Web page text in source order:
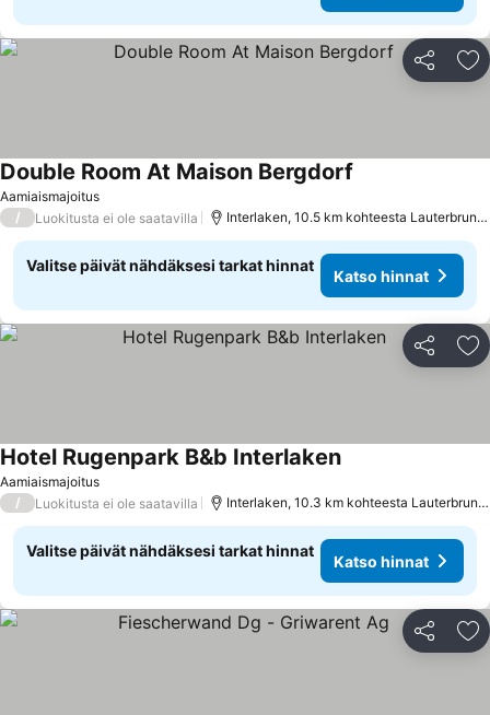
Jaa
Aamiaismajoitus
Double Room At Maison Bergdorf
/ Luokitusta ei ole saatavilla Interlaken, 10.5 km kohteesta Lauterbrunnen
Valitse päivät nähdäksesi tarkat hinnat
Katso hinnat
Jaa
Aamiaismajoitus
Hotel Rugenpark B&b Interlaken
/ Luokitusta ei ole saatavilla Interlaken, 10.3 km kohteesta Lauterbrunnen
Valitse päivät nähdäksesi tarkat hinnat
Katso hinnat
Jaa